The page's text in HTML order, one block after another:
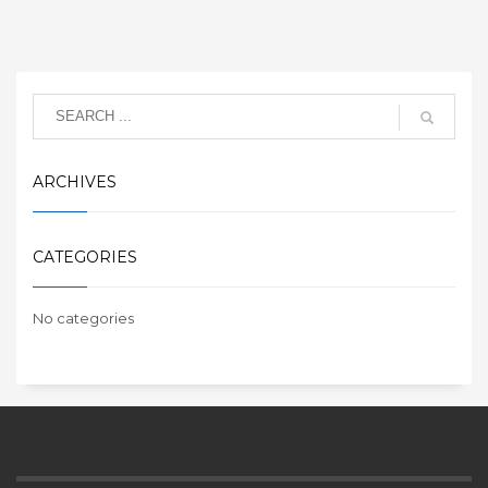
ARCHIVES
CATEGORIES
No categories